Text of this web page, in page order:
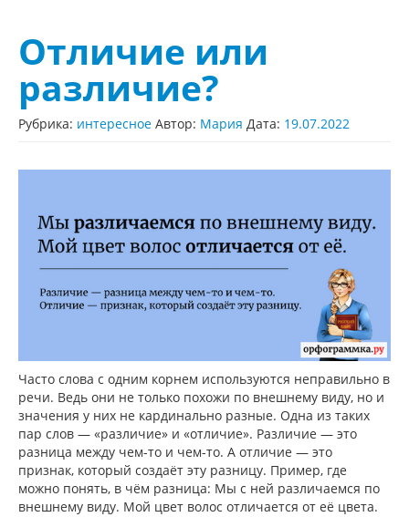
Отличие или
различие?
Рубрика: интересное Автор: Мария Дата: 19.07.2022
Часто слова с одним корнем используются неправильно в
речи. Ведь они не только похожи по внешнему виду, но и
значения у них не кардинально разные. Одна из таких
пар слов — «различие» и «отличие». Различие — это
разница между чем-то и чем-то. А отличие — это
признак, который создаёт эту разницу. Пример, где
можно понять, в чём разница: Мы с ней различаемся по
внешнему виду. Мой цвет волос отличается от её цвета.